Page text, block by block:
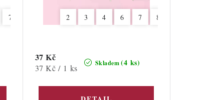
7 2 3 4 6 7 8
Skladem(4 ks)
37 Kč
Měrná
37 Kč / 1 ks